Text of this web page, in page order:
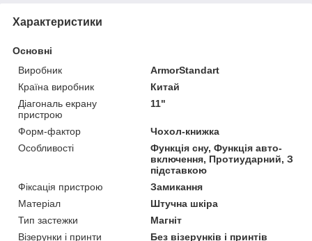
Характеристики
Основні
Виробник
ArmorStandart
Країна виробник
Китай
Діагональ екрану
пристрою
11"
Форм-фактор
Чохол-книжка
Особливості
Функція сну, Функція авто-
включення, Протиударний, З
підставкою
Фіксація пристрою
Замикання
Матеріал
Штучна шкіра
Тип застежки
Магніт
Візерунки і принти
Без візерунків і принтів